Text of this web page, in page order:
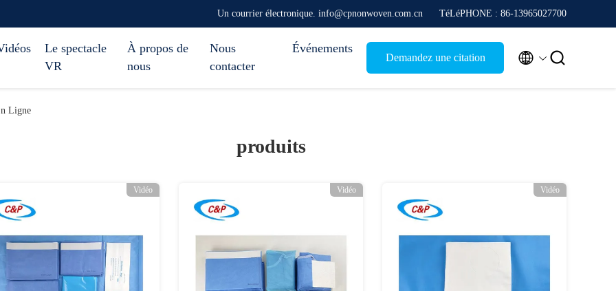
Un courrier électronique. info@cpnonwoven.com.cn TéLéPHONE : 86-13965027700
Le spectacle
VR
À propos de
nous
Nous
contacter
Événements
Demandez une citation  
Ligne
produits
Vidéo Vidéo Vidéo